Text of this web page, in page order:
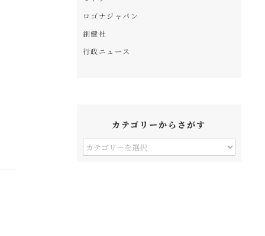
ロゴナジャパン
創健社
行政ニュース
カテゴリーからさがす
カ